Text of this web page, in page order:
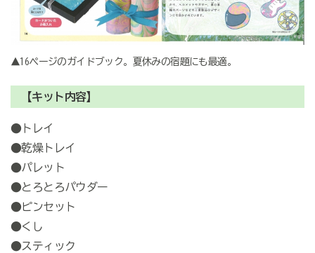
▲16ページのガイドブック。夏休みの宿題にも最適。
【キット内容】
●トレイ
●乾燥トレイ
●パレット
●とろとろパウダー
●ピンセット
●くし
●スティック